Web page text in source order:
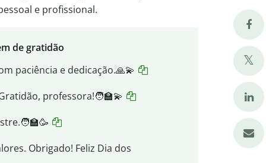
e profissional.
de gratidão
paciência e dedicação.🙏💫
professora!🧑‍🏫💫
Obrigado! Feliz Dia dos